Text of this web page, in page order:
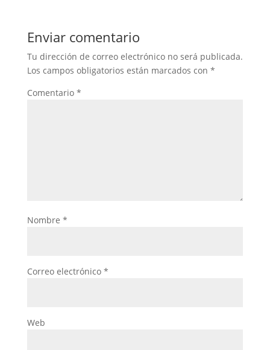
Enviar comentario
Tu dirección de correo electrónico no será publicada.
Los campos obligatorios están marcados con *
Comentario *
Nombre *
Correo electrónico *
Web